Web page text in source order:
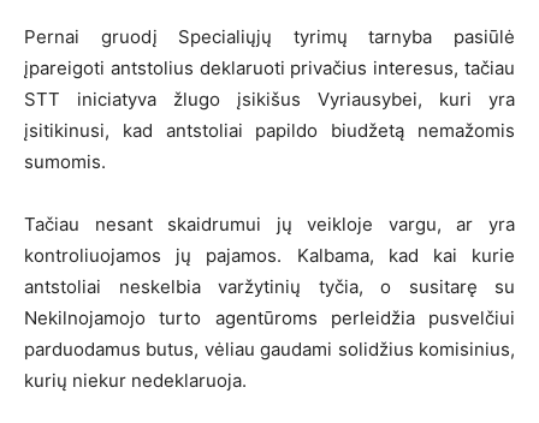
Pernai gruodį Specialiųjų tyrimų tarnyba pasiūlė
įpareigoti antstolius deklaruoti privačius interesus, tačiau
STT iniciatyva žlugo įsikišus Vyriausybei, kuri yra
įsitikinusi, kad antstoliai papildo biudžetą nemažomis
sumomis.
Tačiau nesant skaidrumui jų veikloje vargu, ar yra
kontroliuojamos jų pajamos. Kalbama, kad kai kurie
antstoliai neskelbia varžytinių tyčia, o susitarę su
Nekilnojamojo turto agentūroms perleidžia pusvelčiui
parduodamus butus, vėliau gaudami solidžius komisinius,
kurių niekur nedeklaruoja.